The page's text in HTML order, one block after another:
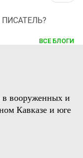
ВСЕ БЛОГИ
вооруженных и
Кавказе и юге